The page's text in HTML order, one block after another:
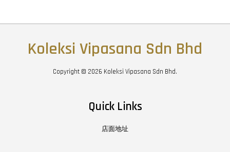
Koleksi Vipasana Sdn Bhd
Copyright © 2026 Koleksi Vipasana Sdn Bhd.
Quick Links
店面地址